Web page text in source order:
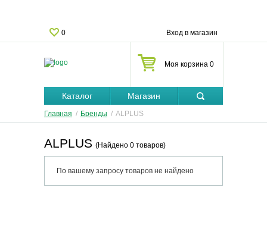
0 Вход в магазин
Моя корзина 0
Каталог Магазин
Главная / Бренды / ALPLUS
ALPLUS (Найдено 0 товаров)
По вашему запросу товаров не найдено